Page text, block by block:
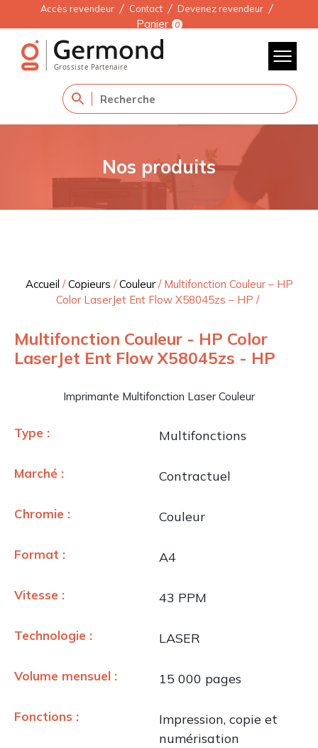
Accès revendeur Contact Devenez revendeur
Panier 0
Nos produits
Accueil /Copieurs /Couleur/ Multifonction Couleur – HP
Color LaserJet Ent Flow X58045zs – HP /
Multifonction Couleur - HP Color
LaserJet Ent Flow X58045zs - HP
Imprimante Multifonction Laser Couleur
Type : Multifonctions
Marché : Contractuel
Chromie : Couleur
Format : A4
Vitesse : 43 PPM
Technologie : LASER
Volume mensuel : 15 000 pages
Fonctions :
Impression, copie et
numérisation